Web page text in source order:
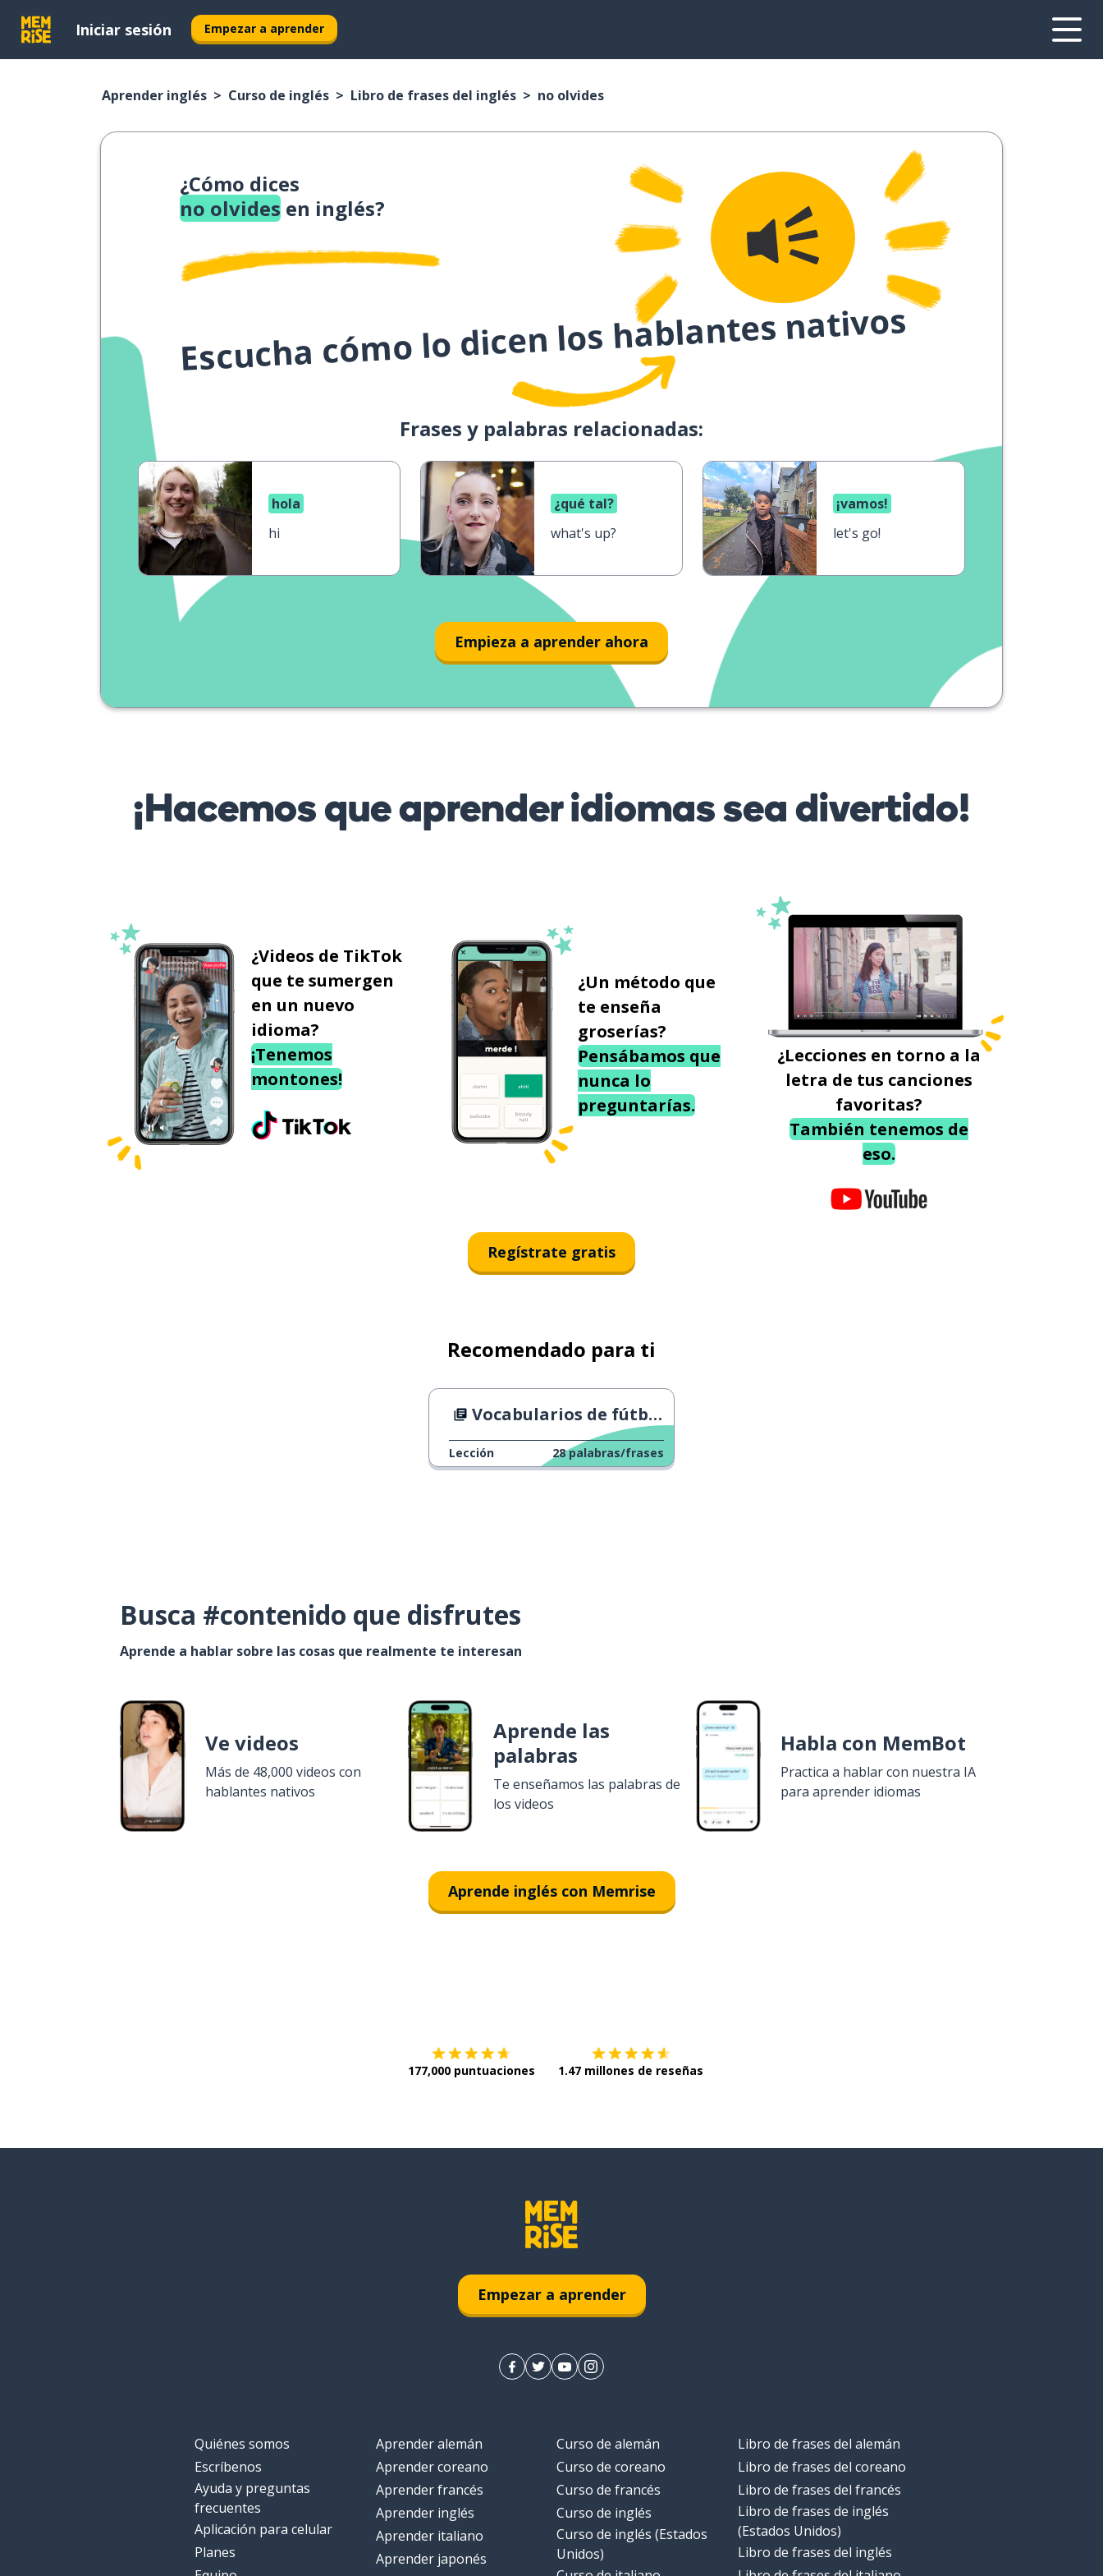
Iniciar sesión Empezar a aprender
Aprender inglés Curso de inglés Libro de frases del inglés no olvides
¿Cómo dices
no olvides en inglés?
Escucha cómo lo dicen los hablantes nativos
Frases y palabras relacionadas:
hola
hi
¿qué tal?
what's up?
¡vamos!
let's go!
Empieza a aprender ahora
¡Hacemos que aprender idiomas sea divertido!
¿Videos de TikTok
que te sumergen
en un nuevo
idioma?
¡Tenemos
montones!
¿Un método que
te enseña
groserías?
Pensábamos que
nunca lo
preguntarías.
¿Lecciones en torno a la
letra de tus canciones
favoritas?
También tenemos de
eso.
Regístrate gratis
Recomendado para ti
Vocabularios de fútbol 1
Lección 28 palabras/frases
Busca #contenido que disfrutes
Aprende a hablar sobre las cosas que realmente te interesan
Ve videos
Más de 48,000 videos con
hablantes nativos
Aprende las
palabras
Te enseñamos las palabras de
los videos
Habla con MemBot
Practica a hablar con nuestra IA
para aprender idiomas
Aprende inglés con Memrise
177,000 puntuaciones 1.47 millones de reseñas
Empezar a aprender
Quiénes somos
Escríbenos
Ayuda y preguntas
frecuentes
Aplicación para celular
Planes
Aprender alemán
Aprender coreano
Aprender francés
Aprender inglés
Aprender italiano
Aprender japonés
Curso de alemán
Curso de coreano
Curso de francés
Curso de inglés
Curso de inglés (Estados
Unidos)
Libro de frases del alemán
Libro de frases del coreano
Libro de frases del francés
Libro de frases de inglés
(Estados Unidos)
Libro de frases del inglés